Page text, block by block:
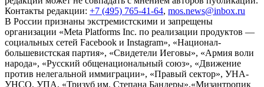
Контакты редакции: +7 (495) 765-41-64, mos.news@inbox.ru
В России признаны экстремистскими и запрещены
организации «Meta Platforms Inc. по реализации продуктов —
социальных сетей Facebook и Instagram», «Национал-
большевистская партия», «Свидетели Иеговы», «Армия воли
народа», «Русский общенациональный союз», «Движение
против нелегальной иммиграции», «Правый сектор», УНА-
УНСО, УПА, «Тризуб им. Степана Бандеры»,«Мизантропик